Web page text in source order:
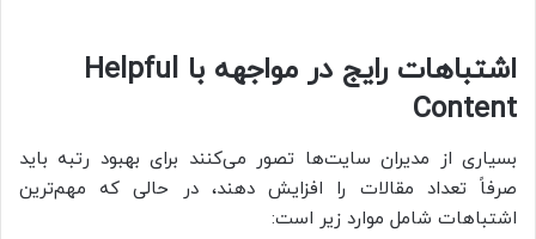
اشتباهات رایج در مواجهه با Helpful
Content
بسیاری از مدیران سایت‌ها تصور می‌کنند برای بهبود رتبه باید
صرفاً تعداد مقالات را افزایش دهند، در حالی که مهم‌ترین
اشتباهات شامل موارد زیر است: